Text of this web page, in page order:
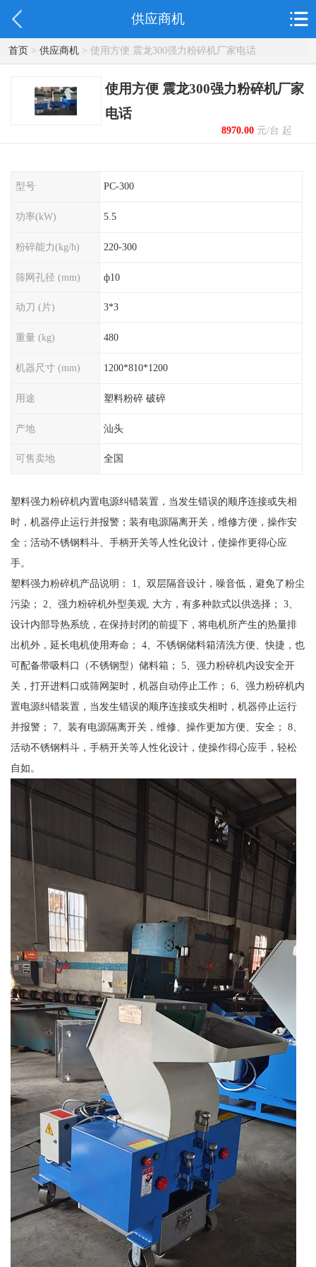
供应商机
首页> 供应商机> 使用方便 震龙300强力粉碎机厂家电话
使用方便 震龙300强力粉碎机厂家
电话
8970.00元/台 起
型号 PC-300
功率(kW) 5.5
粉碎能力(kg/h) 220-300
筛网孔径 (mm) ф10
动刀 (片) 3*3
重量 (kg) 480
机器尺寸 (mm) 1200*810*1200
用途 塑料粉碎 破碎
产地 汕头
可售卖地 全国
塑料强力粉碎机内置电源纠错装置，当发生错误的顺序连接或失相
时，机器停止运行并报警；装有电源隔离开关，维修方便，操作安
全；活动不锈钢料斗、手柄开关等人性化设计，使操作更得心应
手。
塑料强力粉碎机产品说明： 1、双层隔音设计，噪音低，避免了粉尘
污染； 2、强力粉碎机外型美观, 大方，有多种款式以供选择； 3、
设计内部导热系统，在保持封闭的前提下，将电机所产生的热量排
出机外，延长电机使用寿命； 4、不锈钢储料箱清洗方便、快捷，也
可配备带吸料口（不锈钢型）储料箱； 5、强力粉碎机内设安全开
关，打开进料口或筛网架时，机器自动停止工作； 6、强力粉碎机内
置电源纠错装置，当发生错误的顺序连接或失相时，机器停止运行
并报警； 7、装有电源隔离开关，维修、操作更加方便、安全； 8、
活动不锈钢料斗，手柄开关等人性化设计，使操作得心应手，轻松
自如。